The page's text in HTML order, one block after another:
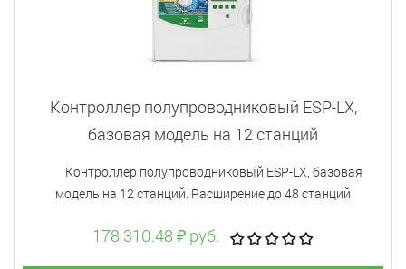
Контроллер полупроводниковый ESP-LX,
базовая модель на 12 станций
Контроллер полупроводниковый ESP-LX, базовая
модель на 12 станций. Расширение до 48 станций
178 310.48 ₽ руб.